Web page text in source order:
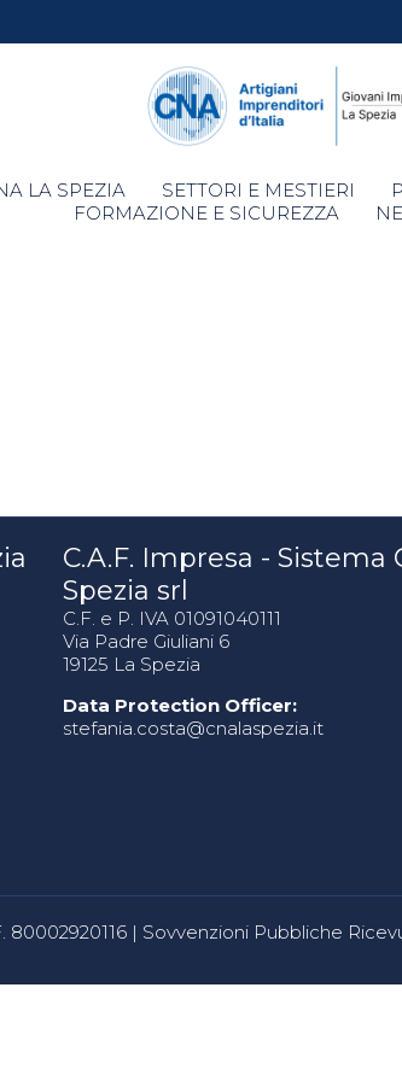
Skip
to
LA SPEZIA SETTORI E MESTIERI
FORMAZIONE E SICUREZZA
C.A.F. Impresa - Sistema
Spezia srl
C.F. e P. IVA 01091040111
Via Padre Giuliani 6
19125 La Spezia
Data Protection Officer:
stefania.costa@cnalaspezia.it
80002920116 | Sovvenzioni Pubbliche